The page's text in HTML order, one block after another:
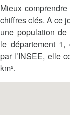
Mieux
chiffres clés. A ce
une population de
le département 1,
par l’INSEE, elle
km².